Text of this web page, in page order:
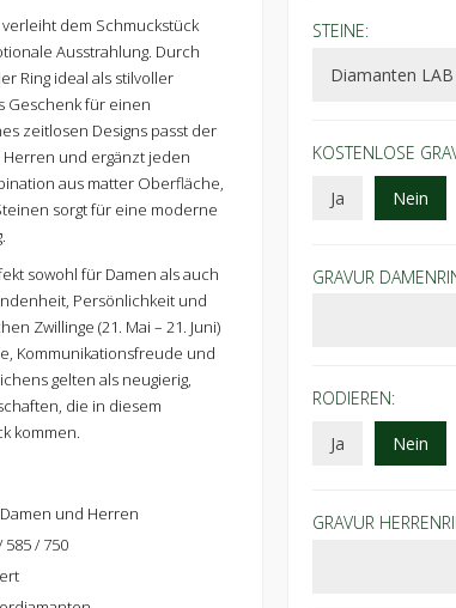
dem Schmuckstück
Ausstrahlung. Durch
Ring ideal als stilvoller
Geschenk für einen
zeitlosen Designs passt der
Herren und ergänzt jeden
aus matter Oberfläche,
sorgt für eine moderne
sowohl für Damen als auch
Persönlichkeit und
Zwillinge (21. Mai – 21. Juni)
Kommunikationsfreude und
gelten als neugierig,
die in diesem
kommen.
und Herren
585 / 750
STEINE:
KOSTENLOSE
Ja
Nein
GRAVUR
RODIEREN:
Ja
Nein
GRAVUR